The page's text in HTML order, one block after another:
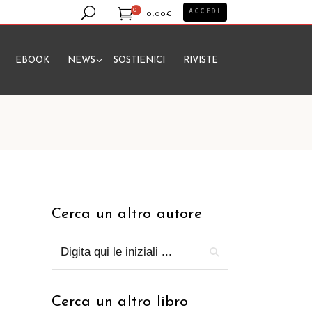
0
0,00€
prodotto nel carrello.
ACCEDI
EBOOK NEWS SOSTIENICI RIVISTE
Cerca un altro autore
Cerca un altro libro